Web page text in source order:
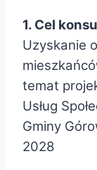
1. Cel
Uzyskanie
temat
Usług
Gminy
2028